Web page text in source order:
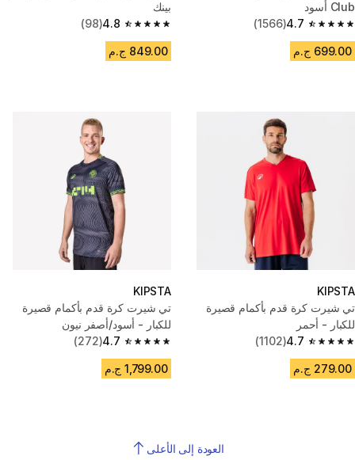
Club أسود
4.7
4.7 out of 5 stars from 1566 reviews
(1566)
699.00 ج.م
بينك
4.8
4.8 out of 5 stars from 98 reviews
(98)
849.00 ج.م
KIPSTA
تي شيرت كرة قدم بأكمام قصيرة
للكبار - أحمر
4.7
4.7 out of 5 stars from 1102 reviews
(1102)
279.00 ج.م
KIPSTA
تي شيرت كرة قدم بأكمام قصيرة
للكبار - أسود/أصفر نيون
4.7
4.7 out of 5 stars from 272 reviews
(272)
1,799.00 ج.م
العودة إلى الأعلى